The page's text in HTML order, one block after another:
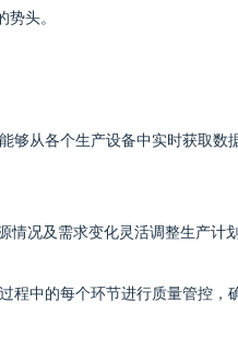
头。
够从各个生产设备中实时获取
情况及需求变化灵活调整生产计
程中的每个环节进行质量管控